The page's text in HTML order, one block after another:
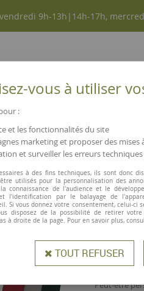
9h-13h|14h-17h,
NOUVEAUTÉS
Porte-bloc
Prix attractif.
Peut-être
vous à utiliser
:
et les fonctionnalités du site
marketing et proposer des
et surveiller les erreurs techniques
à des fins techniques, ils sont donc
utilisés pour la personnalisation des
connaissance de l'audience et le
l'identification par le balayage de
Si vous donnez votre consentement, celui-ci
disposez de la possibilité de retirer
à droite de la page. Pour en savoir plus,
TOUT REFUSER